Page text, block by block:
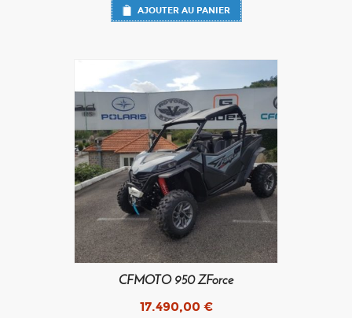
AJOUTER AU PANIER
CFMOTO 950 ZForce
17.490,00 €